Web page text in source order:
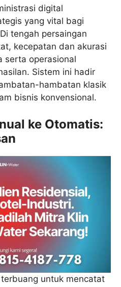
digital
yang vital bagi
tengah persaingan
kecepatan dan akurasi
serta operasional
Sistem ini hadir
hambatan klasik
bisnis konvensional.
ke Otomatis:
untuk mencatat